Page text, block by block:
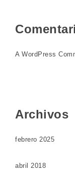
A WordPress
Archivos
febrero 2025
abril 2018